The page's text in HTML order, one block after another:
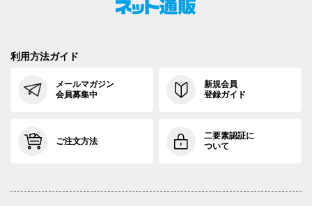
利用方法ガイド
メールマガジン
会員募集中
新規会員
登録ガイド
ご注文方法
二要素認証に
ついて